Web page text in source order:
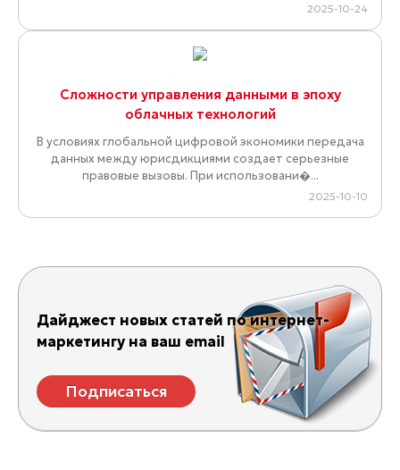
2025-10-24
Сложности управления данными в эпоху
облачных технологий
В условиях глобальной цифровой экономики передача
данных между юрисдикциями создает серьезные
правовые вызовы. При использовани�...
2025-10-10
Дайджест новых статей по интернет-
маркетингу на ваш email
Подписаться